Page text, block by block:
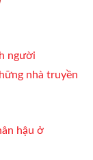
người
nhà truyền
hậu ở